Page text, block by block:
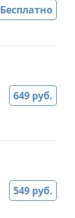
Бесплатно
649 руб.
549 руб.